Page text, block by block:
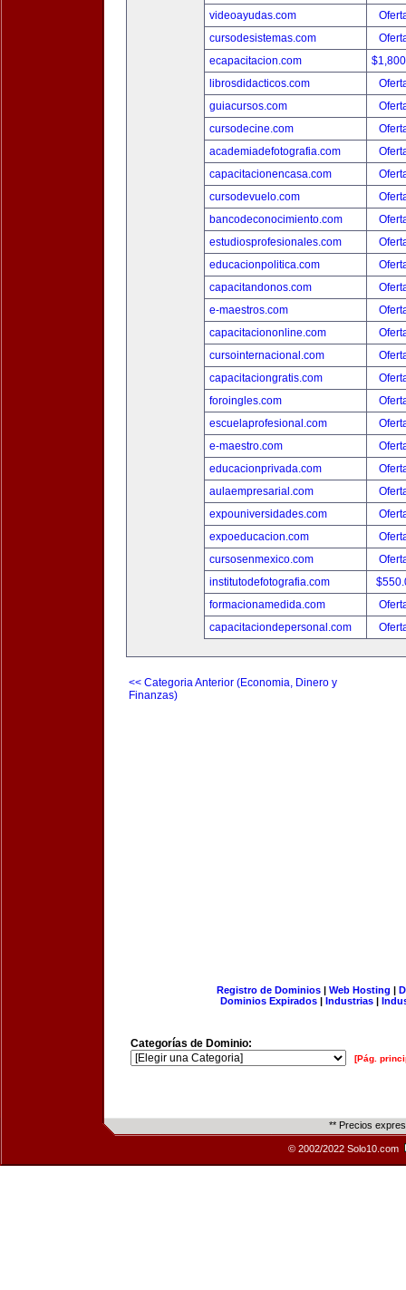
videoayudas.com
cursodesistemas.com
ecapacitacion.com
librosdidacticos.com
guiacursos.com
cursodecine.com
academiadefotografia.com
capacitacionencasa.com
cursodevuelo.com
bancodeconocimiento.com
estudiosprofesionales.com
educacionpolitica.com
capacitandonos.com
e-maestros.com
capacitaciononline.com
cursointernacional.com
capacitaciongratis.com
foroingles.com
escuelaprofesional.com
e-maestro.com
educacionprivada.com
aulaempresarial.com
expouniversidades.com
expoeducacion.com
cursosenmexico.com
institutodefotografia.com
formacionamedida.com
capacitaciondepersonal.com
<< Categoria Anterior (Economia, Dinero y
Finanzas)
Registro de Dominios| Web Hosting |
Dominios Expirados | Industrias |
Categorías de Dominio:
[Pág.
** Precios
© 2002/2022 Solo10.com